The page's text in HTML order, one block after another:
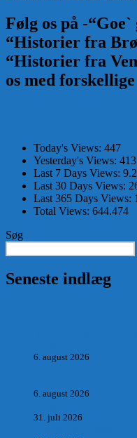
Følg os på -
“Historier fra
“Historier fra
os med
Today's Views: 447
Yesterday's Views: 413
Last 7 Days Views:
Last 30 Days Views:
Last 365 Days Views:
Total Views: 644.474
Søg
Seneste indlæg
6. august 2026
6. august 2026
31. juli 2026